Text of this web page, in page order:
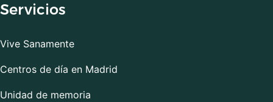
Servicios
Vive Sanamente
Centros de día en Madrid
Unidad de memoria